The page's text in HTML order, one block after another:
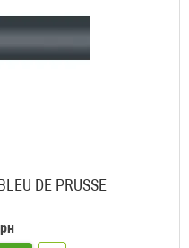
DE PRUSSE